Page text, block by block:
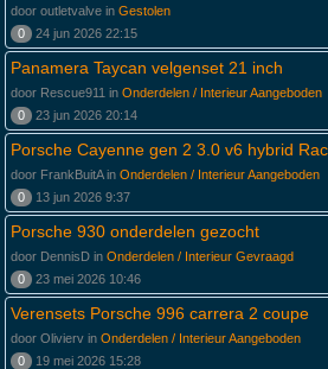
door outletvalve in Gestolen
0
24 jun 2026 22:15
Panamera Taycan velgenset 21 inch
door Rescue911 in Onderdelen / Interieur Aangeboden
0
23 jun 2026 20:14
Porsche Cayenne gen 2 3.0 v6 hybrid
door FrankBuitA in Onderdelen / Interieur Aangeboden
0
13 jun 2026 9:37
Porsche 930 onderdelen gezocht
door DennisD in Onderdelen / Interieur Gevraagd
0
23 mei 2026 10:46
Verensets Porsche 996 carrera 2 coupe
door Olivierv in Onderdelen / Interieur Aangeboden
0
19 mei 2026 15:28